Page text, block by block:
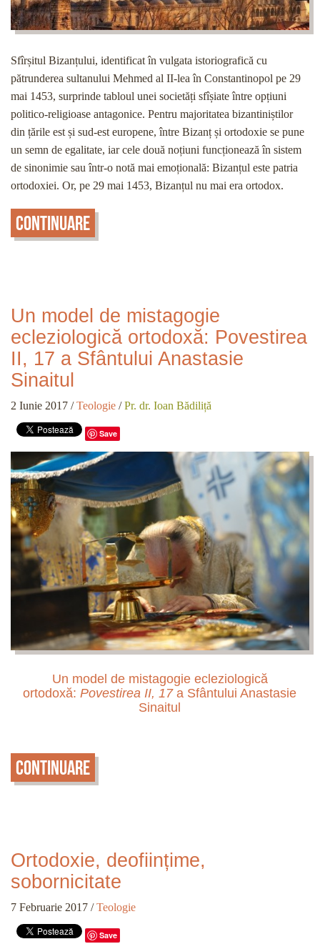
Sfîrșitul Bizanțului, identificat în vulgata istoriografică cu
pătrunderea sultanului Mehmed al II-lea în Constantinopol pe 29
mai 1453, surprinde tabloul unei societăți sfîșiate între opțiuni
politico-religioase antagonice. Pentru majoritatea bizantiniștilor
din țările est și sud-est europene, între Bizanț și ortodoxie se pune
un semn de egalitate, iar cele două noțiuni funcționează în sistem
de sinonimie sau într-o notă mai emoțională: Bizanțul este patria
ortodoxiei. Or, pe 29 mai 1453, Bizanțul nu mai era ortodox.
Continuare
Un model de mistagogie
ecleziologică ortodoxă: Povestirea
II, 17 a Sfântului Anastasie
Sinaitul
2 Iunie 2017 /Teologie /Pr. dr. Ioan Bădiliță
Save
Un model de mistagogie ecleziologică
ortodoxă:Povestirea II, 17a Sfântului Anastasie
Sinaitul
Continuare
Ortodoxie, deoființime,
sobornicitate
7 Februarie 2017 /Teologie
Save